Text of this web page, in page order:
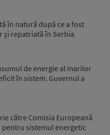
în natură după ce a fost
și repatriată în Serbia
de energie al marilor
în sistem. Guvernul a
către Comisia Europeană
pentru sistemul energetic